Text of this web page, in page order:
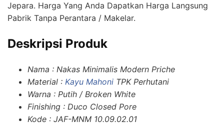
Jepara. Harga Yang Anda Dapatkan Harga Langsung
Pabrik Tanpa Perantara / Makelar.
Deskripsi Produk
Nama : Nakas Minimalis Modern Priche
Material : Kayu Mahoni TPK Perhutani
Warna : Putih / Broken White
Finishing : Duco Closed Pore
Kode : JAF-MNM 10.09.02.01